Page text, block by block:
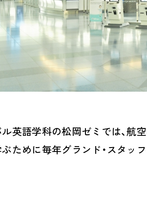
英語学科の松岡ゼミでは、航
ために毎年グランド・スタッ